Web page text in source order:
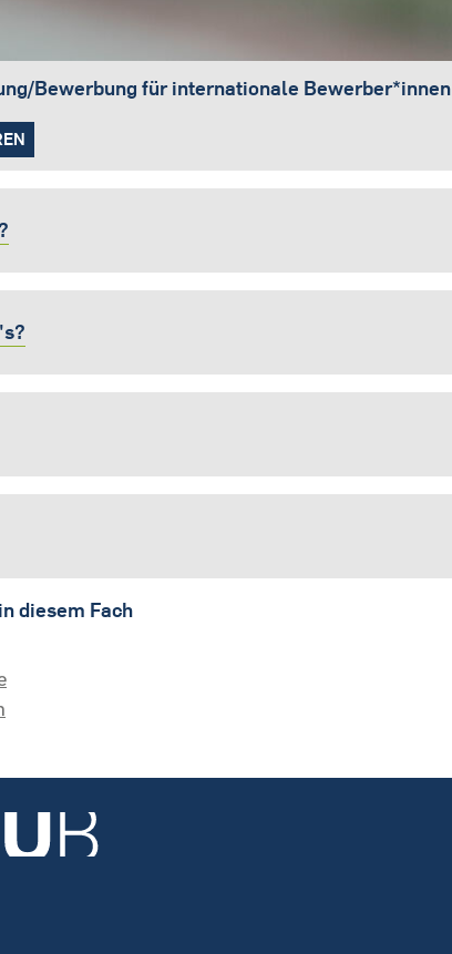
Bewerbung für internationale Bewerber*innen
diesem Fach